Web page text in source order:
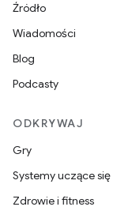
Źródło
Wiadomości
Blog
Podcasty
ODKRYWAJ
Gry
Systemy uczące się
Zdrowie i fitness